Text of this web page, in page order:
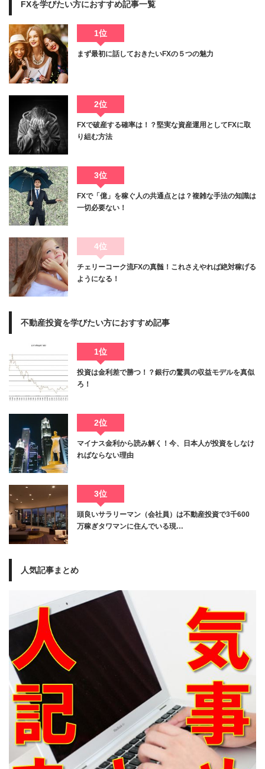
FXを学びたい方におすすめ記事一覧
1位
まず最初に話しておきたいFXの５つの魅力
2位
FXで破産する確率は！？堅実な資産運用としてFXに取
り組む方法
3位
FXで「億」を稼ぐ人の共通点とは？複雑な手法の知識は
一切必要ない！
4位
チェリーコーク流FXの真髄！これさえやれば絶対稼げる
ようになる！
不動産投資を学びたい方におすすめ記事
1位
投資は金利差で勝つ！？銀行の驚異の収益モデルを真似
ろ！
2位
マイナス金利から読み解く！今、日本人が投資をしなけ
ればならない理由
3位
頭良いサラリーマン（会社員）は不動産投資で3千600
万稼ぎタワマンに住んでいる現…
人気記事まとめ